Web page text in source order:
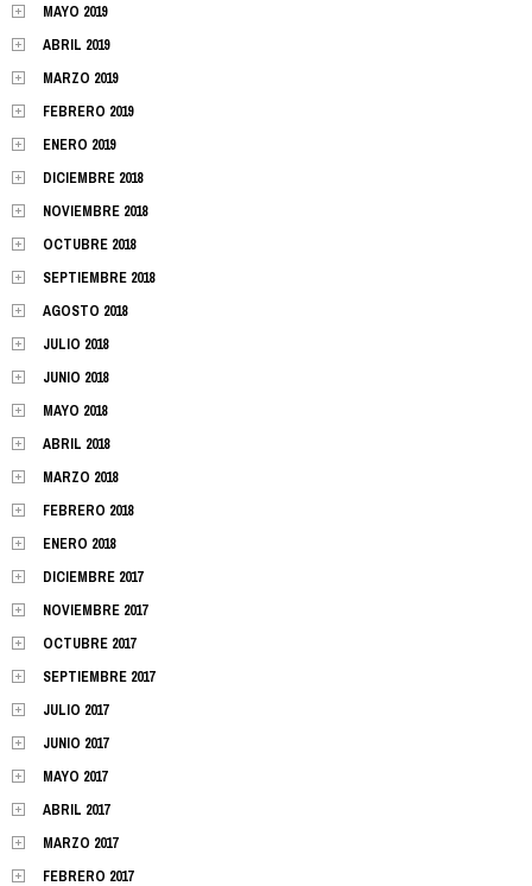
MAYO 2019
ABRIL 2019
MARZO 2019
FEBRERO 2019
ENERO 2019
DICIEMBRE 2018
NOVIEMBRE 2018
OCTUBRE 2018
SEPTIEMBRE 2018
AGOSTO 2018
JULIO 2018
JUNIO 2018
MAYO 2018
ABRIL 2018
MARZO 2018
FEBRERO 2018
ENERO 2018
DICIEMBRE 2017
NOVIEMBRE 2017
OCTUBRE 2017
SEPTIEMBRE 2017
JULIO 2017
JUNIO 2017
MAYO 2017
ABRIL 2017
MARZO 2017
FEBRERO 2017